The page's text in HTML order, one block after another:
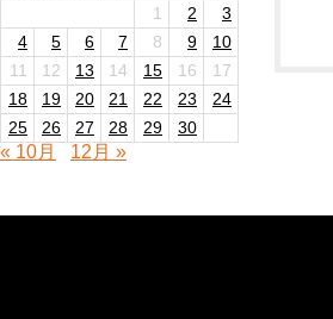
1
2
3
4
5 6 7 8 9
10
11
12 13 14 15 16
17
18
19 20 21 22 23
24
25
26 27 28 29 30
« 10月 12月 »